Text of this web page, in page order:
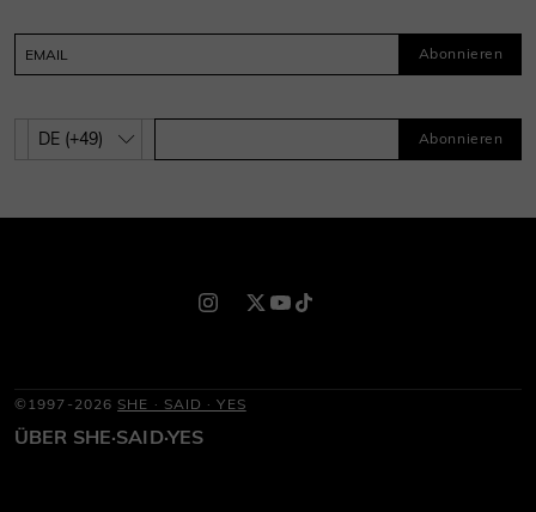
Abonnieren
Abonnieren
©1997-2026 SHE · SAID · YES
ÜBER SHE·SAID·YES